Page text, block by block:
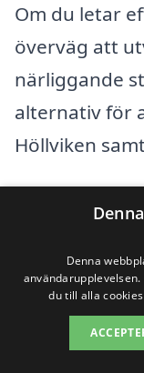
Om du letar
överväg att
närliggande
alternativ för
Höllviken
Närområdet
kan hitta
sig på
på städer
Denna
du till alla